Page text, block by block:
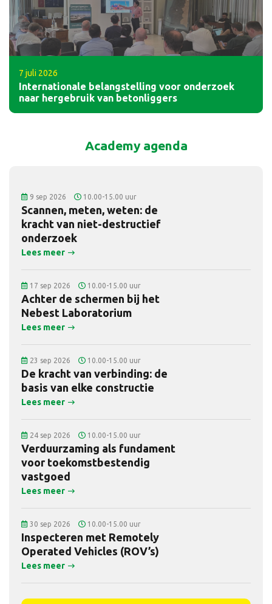
7 juli 2026
Internationale belangstelling voor onderzoek
naar hergebruik van betonliggers
Academy agenda
9 sep 2026 10.00-15.00 uur
Scannen, meten, weten: de
kracht van niet-destructief
onderzoek
Lees meer
17 sep 2026 10.00-15.00 uur
Achter de schermen bij het
Nebest Laboratorium
Lees meer
23 sep 2026 10.00-15.00 uur
De kracht van verbinding: de
basis van elke constructie
Lees meer
24 sep 2026 10.00-15.00 uur
Verduurzaming als fundament
voor toekomstbestendig
vastgoed
Lees meer
30 sep 2026 10.00-15.00 uur
Inspecteren met Remotely
Operated Vehicles (ROV’s)
Lees meer